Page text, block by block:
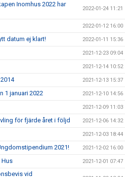
Inomhus 2022 har
2022-01-24 11:21
2022-01-12 16:00
datum ej klart! 2022-01-11 15:36
2021-12-23 09:04
2021-12-14 10:52
2021-12-13 15:37
1 januari 2022 2021-12-10 14:56
2021-12-09 11:03
för fjärde året i följd 2021-12-06 14:32
2021-12-03 18:44
2021! 2021-12-02 16:00
Hus 2021-12-01 07:47
vid